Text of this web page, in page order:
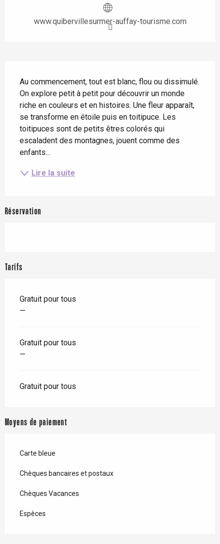
www.quibervillesurmer-auffay-tourisme.com
Au commencement, tout est blanc, flou ou dissimulé.
On explore petit à petit pour découvrir un monde
riche en couleurs et en histoires. Une fleur apparaît,
se transforme en étoile puis en toitipuce. Les
toitipuces sont de petits êtres colorés qui
escaladent des montagnes, jouent comme des
enfants...
Lire la suite
Réservation
Tarifs
Gratuit pour tous
—
Gratuit pour tous
—
Gratuit pour tous
Moyens de paiement
Carte bleue
Chèques bancaires et postaux
Chèques Vacances
Espèces